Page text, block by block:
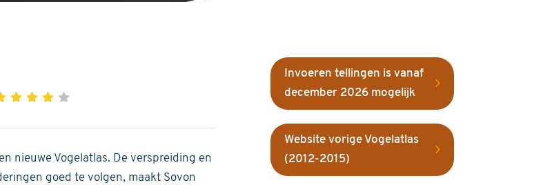
1 2 3 4
nieuwe Vogelatlas. De verspreiding en
goed te volgen, maakt Sovon
Invoeren tellingen is vanaf
december 2026 mogelijk
Website vorige Vogelatlas
(2012-2015)